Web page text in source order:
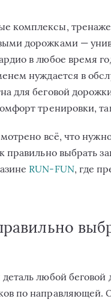
комплексы,
дорожками —
в любое время
нуждается в
для беговой
тренировки,
всё, что
правильно выбрать
RUN-FUN, где
любой
по направляющей.